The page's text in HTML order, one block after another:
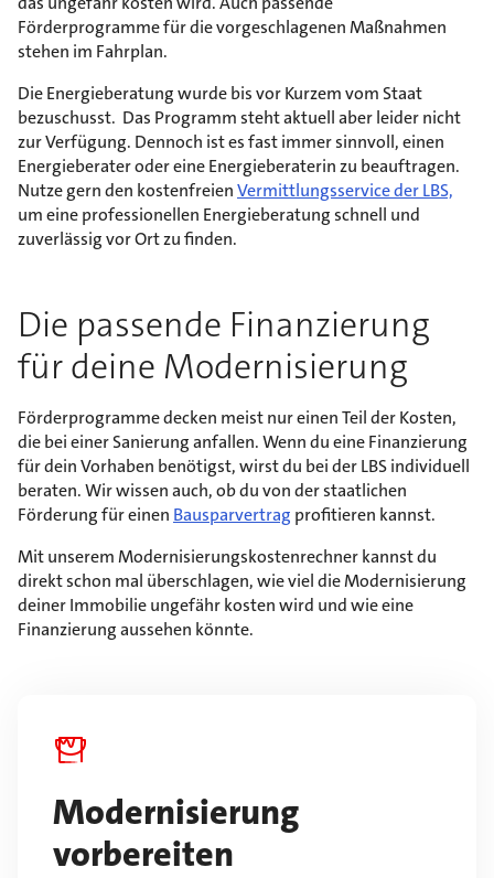
Förderprogramme für die vorgeschlagenen Maßnahmen
stehen im Fahrplan.
Die Energieberatung wurde bis vor Kurzem vom Staat
bezuschusst. Das Programm steht aktuell aber leider nicht
zur Verfügung. Dennoch ist es fast immer sinnvoll, einen
Energieberater oder eine Energieberaterin zu beauftragen.
Nutze gern den kostenfreienVermittlungsservice der LBS,
um eine professionellen Energieberatung schnell und
zuverlässig vor Ort zu finden.
Die passende Finanzierung
für deine Modernisierung
Förderprogramme decken meist nur einen Teil der Kosten,
die bei einer Sanierung anfallen. Wenn du eine Finanzierung
für dein Vorhaben benötigst, wirst du bei der LBS individuell
beraten. Wir wissen auch, ob du von der staatlichen
Förderung für einen Bausparvertrag profitieren kannst.
Mit unserem Modernisierungskostenrechner kannst du
direkt schon mal überschlagen, wie viel die Modernisierung
deiner Immobilie ungefähr kosten wird und wie eine
Finanzierung aussehen könnte.
Modernisierung
vorbereiten